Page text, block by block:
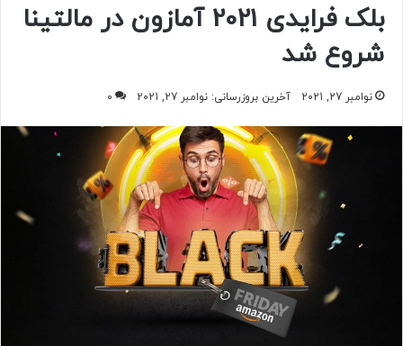
بلک فرایدی 2021 آمازون در مالتینا
شروع شد
نوامبر 27, 2021 آخرین بروزرسانی: نوامبر 27, 2021 0